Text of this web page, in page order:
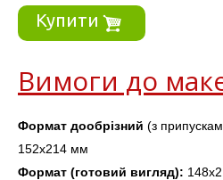
Купити
Вимоги до
Формат дообрізний (з
152х214 мм
Формат (готовий вигляд):